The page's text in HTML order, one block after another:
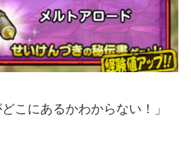
こにあるかわからない！」